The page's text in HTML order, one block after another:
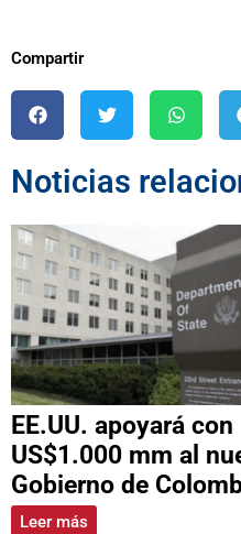
Compartir
Noticias
EE.UU. apoyará con
US$1.000 mm al
Gobierno de
Leer más